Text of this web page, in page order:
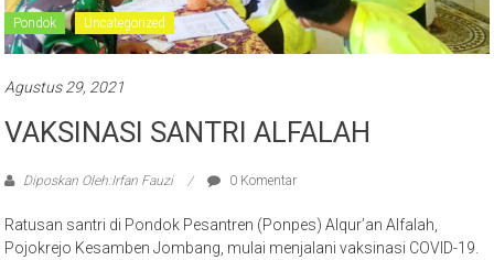
Pondok Uncategorized
Agustus 29, 2021
VAKSINASI SANTRI ALFALAH
Diposkan Oleh:Irfan Fauzi 0 Komentar
Ratusan santri di Pondok Pesantren (Ponpes) Alqur’an Alfalah,
Pojokrejo Kesamben Jombang, mulai menjalani vaksinasi COVID-19.